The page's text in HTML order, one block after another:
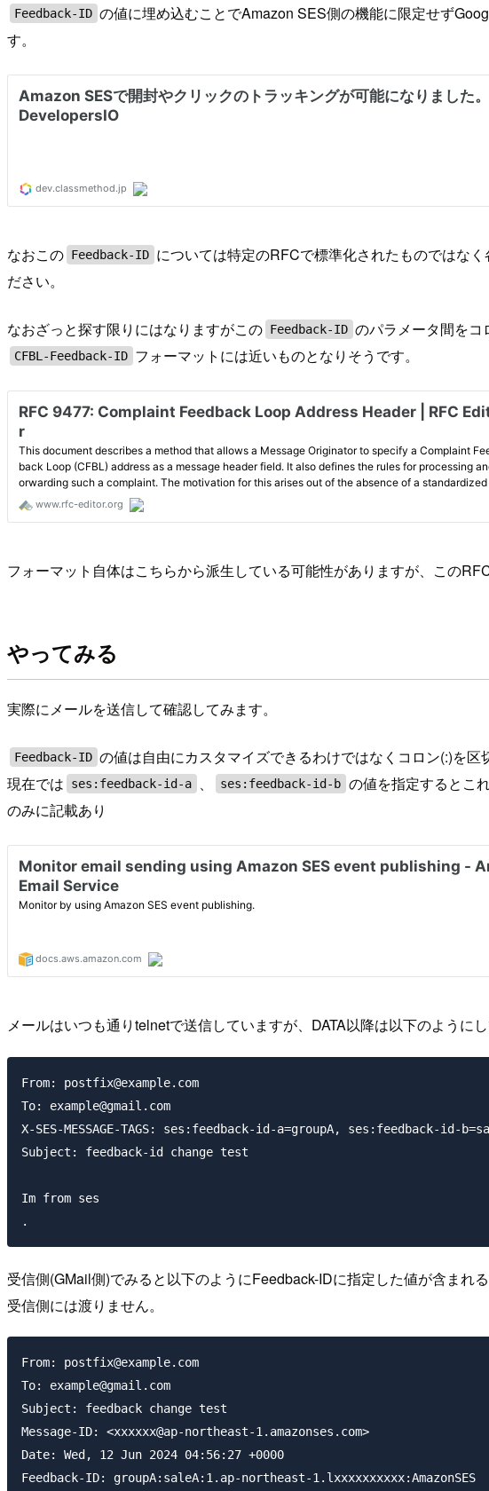
Feedback-ID の値に埋め込むことでAmazon SES側の機能に限定せず
す。
なおこの Feedback-ID については特定のRFCで標準化されたものではな
ださい。
なおざっと探す限りにはなりますがこの Feedback-ID のパラメータ間を
CFBL-Feedback-ID フォーマットには近いものとなりそうです。
フォーマット自体はこちらから派生している可能性がありますが、この
やってみる
実際にメールを送信して確認してみます。
Feedback-ID の値は自由にカスタマイズできるわけではなくコロン(:)を
現在では
ses:feedback-id-a 、 ses:feedback-id-b の値を指定するとこ
のみに記載あり
メールはいつも通りtelnetで送信していますが、DATA以降は以下のようにし
From: postfix@example.com
To: example@gmail.com
X-SES-MESSAGE-TAGS: ses:feedback-id-a=groupA, ses:feedback-id-
Subject: feedback-id change test
Im from ses
受信側(GMail側)でみると以下のようにFeedback-IDに指定した値が含まれる
受信側には渡りません。
From: postfix@example.com
To: example@gmail.com
Subject: feedback change test
Message-ID: <xxxxxx@ap-northeast-1.amazonses.com>
Date: Wed, 12 Jun 2024 04:56:27 +0000
Feedback-ID: groupA:saleA:1.ap-northeast-1.lxxxxxxxxxx:AmazonSES